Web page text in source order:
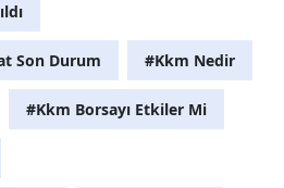
Son Durum #Kkm Nedir
#Kkm Borsayı Etkiler Mi